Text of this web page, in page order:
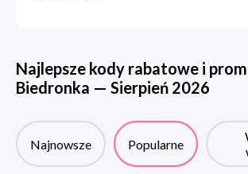
Najlepsze kody rabatowe i
Biedronka — Sierpień 2026
Najnowsze Popularne